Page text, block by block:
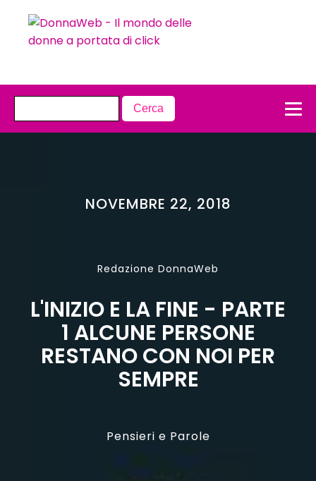
NOVEMBRE 22, 2018
Redazione DonnaWeb
L'INIZIO E LA FINE - PARTE
1 ALCUNE PERSONE
RESTANO CON NOI PER
SEMPRE
Pensieri e Parole